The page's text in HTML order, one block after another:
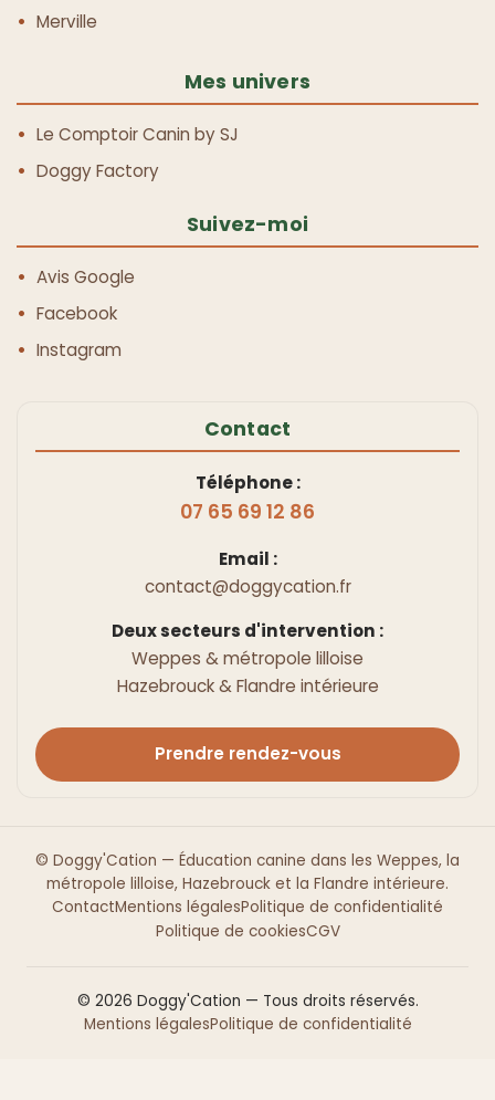
Merville
Mes univers
Le Comptoir Canin by SJ
Doggy Factory
Suivez-moi
Avis Google
Facebook
Instagram
Contact
Téléphone :
07 65 69 12 86
Email :
contact@doggycation.fr
Deux secteurs d'intervention :
Weppes & métropole lilloise
Hazebrouck & Flandre intérieure
Prendre rendez-vous
© Doggy'Cation — Éducation canine dans les Weppes, la
métropole lilloise, Hazebrouck et la Flandre intérieure.
ContactMentions légalesPolitique de confidentialité
Politique de cookiesCGV
© 2026 Doggy'Cation — Tous droits réservés.
Mentions légalesPolitique de confidentialité